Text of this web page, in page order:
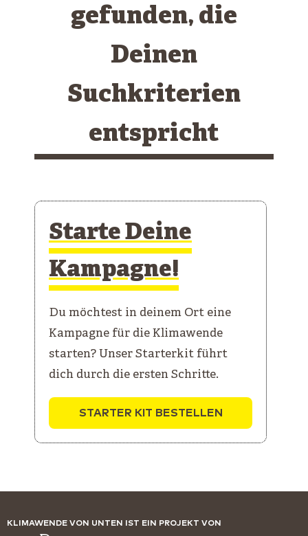
gefunden, die
Deinen
Suchkriterien
entspricht
Starte Deine
Kampagne!
Du möchtest in deinem Ort eine
Kampagne für die Klimawende
starten? Unser Starterkit führt
dich durch die ersten Schritte.
STARTER KIT BESTELLEN
KLIMAWENDE VON UNTEN IST EIN PROJEKT VON